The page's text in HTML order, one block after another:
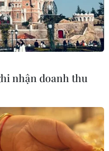
trái cây
thư Trần
thể về Đối
dân
nhận doanh thu